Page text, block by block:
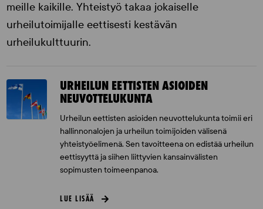
meille kaikille. Yhteistyö takaa jokaiselle
urheilutoimijalle eettisesti kestävän
urheilukulttuurin.
URHEILUN EETTISTEN ASIOIDEN
NEUVOTTELUKUNTA
Urheilun eettisten asioiden neuvottelukunta toimii eri
hallinnonalojen ja urheilun toimijoiden välisenä
yhteistyöelimenä. Sen tavoitteena on edistää urheilun
eettisyyttä ja siihen liittyvien kansainvälisten
sopimusten toimeenpanoa.
LUE LISÄÄ